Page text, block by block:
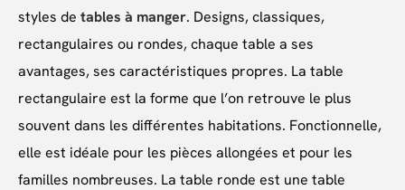
styles de tables à manger. Designs, classiques,
rectangulaires ou rondes, chaque table a ses
avantages, ses caractéristiques propres. La table
rectangulaire est la forme que l’on retrouve le plus
souvent dans les différentes habitations. Fonctionnelle,
elle est idéale pour les pièces allongées et pour les
familles nombreuses. La table ronde est une table